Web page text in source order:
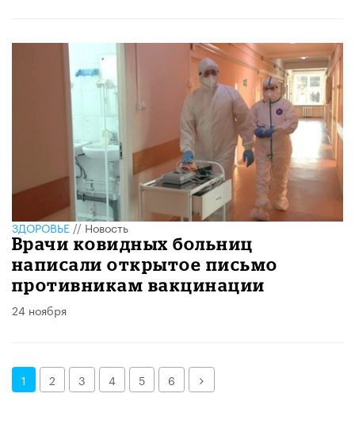
ЗДОРОВЬЕ//Новость
Врачи ковидных больниц
написали открытое письмо
противникам вакцинации
24 ноября
1 2 3 4 5 6 Далее